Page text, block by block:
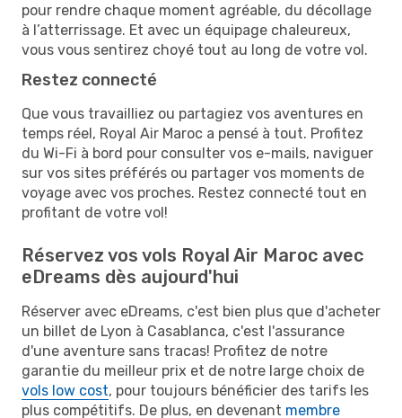
pour rendre chaque moment agréable, du décollage
à l’atterrissage. Et avec un équipage chaleureux,
vous vous sentirez choyé tout au long de votre vol.
Restez connecté
Que vous travailliez ou partagiez vos aventures en
temps réel, Royal Air Maroc a pensé à tout. Profitez
du Wi-Fi à bord pour consulter vos e-mails, naviguer
sur vos sites préférés ou partager vos moments de
voyage avec vos proches. Restez connecté tout en
profitant de votre vol!
Réservez vos vols Royal Air Maroc avec
eDreams dès aujourd'hui
Réserver avec eDreams, c'est bien plus que d'acheter
un billet de Lyon à Casablanca, c'est l'assurance
d'une aventure sans tracas! Profitez de notre
garantie du meilleur prix et de notre large choix de
vols low cost, pour toujours bénéficier des tarifs les
plus compétitifs. De plus, en devenant membre